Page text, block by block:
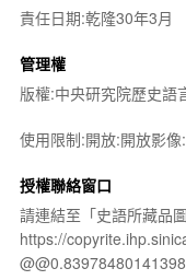
責任日期:乾隆30年3月
管理權
版權:中央研究院歷史語
使用限制:開放:開放影像
授權聯絡窗口
請連結至「史語所藏品
https://